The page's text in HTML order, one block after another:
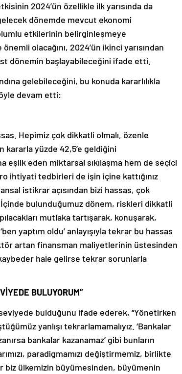
2024’ün özellikle ilk yarısında da
dönemde mevcut ekonomi
etkilerinin belirginleşmeye
olacağını, 2024’ün ikinci yarısından
dönemin başlayabileceğini ifade etti.
gelebileceğini, bu konuda kararlılıkla
devam etti:
Hepimiz çok dikkatli olmalı, özenle
kararla yüzde 42,5’e geldiğini
eşlik eden miktarsal sıkılaşma hem de seçici
ihtiyati tedbirleri de işin içine kattığınız
istikrar açısından bizi hassas, çok
bulunduğumuz dönem, riskleri dikkatli
mutlaka tartışarak, konuşarak,
yaptım oldu’ anlayışıyla tekrar bu hassas
artan finansman maliyetlerinin üstesinden
hale gelirse tekrar sorunlarla
BULUYORUM”
bulduğunu ifade ederek, “Yönetirken
yanlışı tekrarlamamalıyız. ‘Bankalar
bankalar kazanamaz’ gibi bunların
paradigmamızı değiştirmemiz, birlikte
ülkemizin büyümesinden, büyümenin